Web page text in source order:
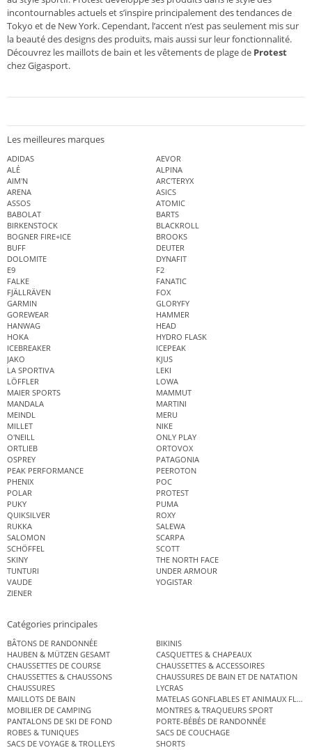
incontournables actuels et s’inspire principalement des tendances de
Tokyo et de New York. Cependant, l’accent n’est pas seulement mis sur
la beauté des designs des produits, mais aussi sur leur fonctionnalité.
Découvrez les maillots de bain et les vêtements de plage de Protest
chez Gigasport.
Les meilleures marques
ADIDAS
AEVOR
ALÉ
ALPINA
AIM'N
ARC'TERYX
ARENA
ASICS
ASSOS
ATOMIC
BABOLAT
BARTS
BIRKENSTOCK
BLACKROLL
BOGNER FIRE+ICE
BROOKS
BUFF
DEUTER
DOLOMITE
DYNAFIT
E9
F2
FALKE
FANATIC
FJÄLLRÄVEN
FOX
GARMIN
GLORYFY
GOREWEAR
HAMMER
HANWAG
HEAD
HOKA
HYDRO FLASK
ICEBREAKER
ICEPEAK
JAKO
KJUS
LA SPORTIVA
LEKI
LÖFFLER
LOWA
MAIER SPORTS
MAMMUT
MANDALA
MARTINI
MEINDL
MERU
MILLET
NIKE
O'NEILL
ONLY PLAY
ORTLIEB
ORTOVOX
OSPREY
PATAGONIA
PEAK PERFORMANCE
PEEROTON
PHENIX
POC
POLAR
PROTEST
PUKY
PUMA
QUIKSILVER
ROXY
RUKKA
SALEWA
SALOMON
SCARPA
SCHÖFFEL
SCOTT
SKINY
THE NORTH FACE
TUNTURI
UNDER ARMOUR
VAUDE
YOGISTAR
ZIENER
Catégories principales
BÂTONS DE RANDONNÉE
BIKINIS
HAUBEN & MÜTZEN GESAMT
CASQUETTES & CHAPEAUX
CHAUSSETTES DE COURSE
CHAUSSETTES & ACCESSOIRES
CHAUSSETTES & CHAUSSONS
CHAUSSURES DE BAIN ET DE NATATION
CHAUSSURES
LYCRAS
MAILLOTS DE BAIN
MATELAS GONFLABLES ET ANIMAUX
MOBILIER DE CAMPING
MONTRES & TRAQUEURS SPORT
PANTALONS DE SKI DE FOND
PORTE-BÉBÉS DE RANDONNÉE
ROBES & TUNIQUES
SACS DE COUCHAGE
SACS DE VOYAGE & TROLLEYS
SHORTS